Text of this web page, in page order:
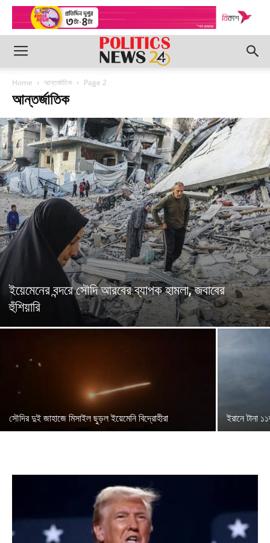
Home আন্তর্জাতিক Page 2
আন্তর্জাতিক
ইয়েমেনের বন্দরে সৌদি আরবের ব্যাপক হামলা, জবাবের
হুঁশিয়ারি
সৌদির দুই জাহাজে মিসাইল ছুড়ল ইয়েমেনি বিদ্রোহীরা ইরানে টানা